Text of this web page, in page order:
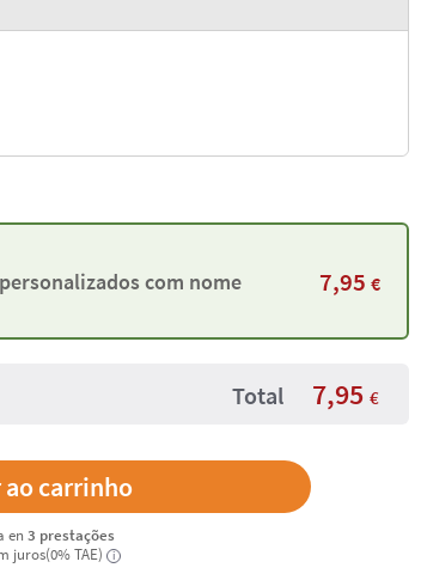
com nome 7,95 €
Total 7,95 €
en3 prestações
juros(0% TAE)
i